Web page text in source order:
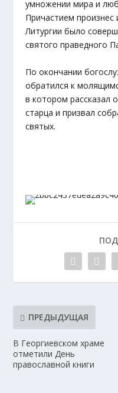
умножении мира и
Причастием произнес
Литургии было
святого праведного
По окончании
обратился к
в котором рассказал
старца и призвал
святых.
ПРЕДЫДУЩАЯ
В Георгиевском храме
отметили День
православной книги